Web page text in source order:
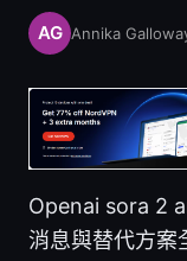
Annika
Openai sora 2
消息與替代方案